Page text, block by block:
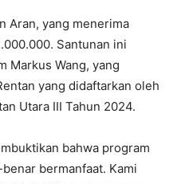
Aran, yang menerima
Santunan ini
Markus Wang, yang
yang didaftarkan oleh
Utara III Tahun 2024.
bahwa program
bermanfaat. Kami